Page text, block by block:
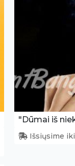
"Dūmai iš
Išsiųsime